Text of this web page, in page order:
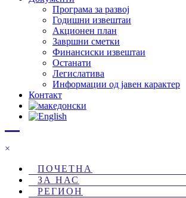
Програма за развој
Годишни извештаи
Акционен план
Завршни сметки
Финансиски извештаи
Останати
Легислатива
Информации од јавен карактер
Контакт
×
ПОЧЕТНА
ЗА НАС
РЕГИОН